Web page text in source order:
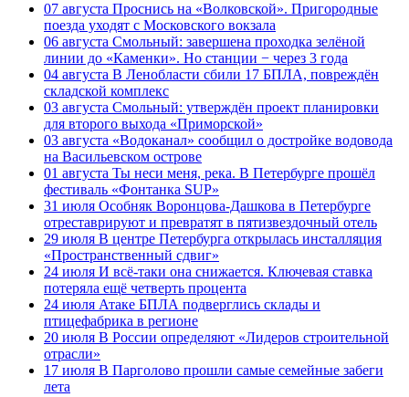
07 августа Проснись на «Волковской». Пригородные
поезда уходят с Московского вокзала
06 августа Смольный: завершена проходка зелёной
линии до «Каменки». Но станции − через 3 года
04 августа В Ленобласти сбили 17 БПЛА, повреждён
складской комплекс
03 августа Смольный: утверждён проект планировки
для второго выхода «Приморской»
03 августа «Водоканал» сообщил о достройке водовода
на Васильевском острове
01 августа Ты неси меня, река. В Петербурге прошёл
фестиваль «Фонтанка SUP»
31 июля Особняк Воронцова-Дашкова в Петербурге
отреставрируют и превратят в пятизвездочный отель
29 июля В центре Петербурга открылась инсталляция
«Пространственный сдвиг»
24 июля И всё-таки она снижается. Ключевая ставка
потеряла ещё четверть процента
24 июля Атаке БПЛА подверглись склады и
птицефабрика в регионе
20 июля В России определяют «Лидеров строительной
отрасли»
17 июля В Парголово прошли самые семейные забеги
лета